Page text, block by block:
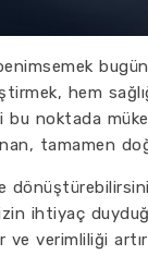
hem
bu noktada
tamamen
ihtiyaç
ve verimliliği